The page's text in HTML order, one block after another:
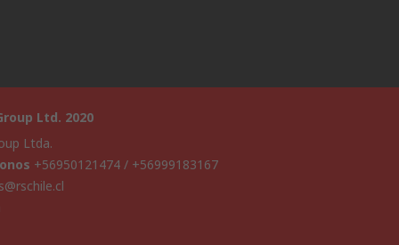
Ltd. 2020
Ltda.
+56950121474 / +56999183167